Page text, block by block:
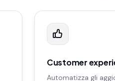
Customer
Automatizza gli